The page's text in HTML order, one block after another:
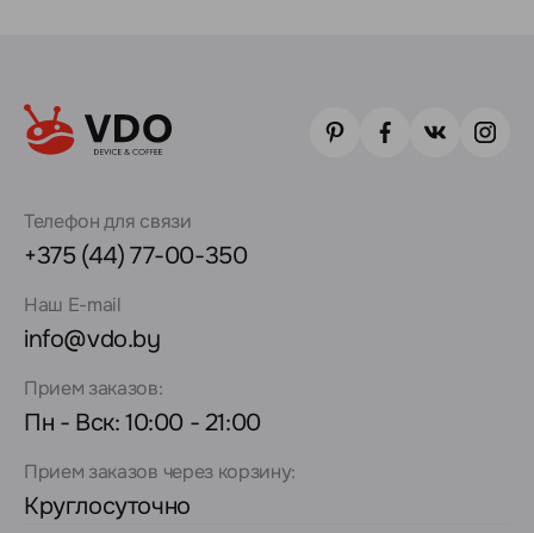
Телефон для связи
+375 (44) 77-00-350
Наш E-mail
info@vdo.by
Прием заказов:
Пн - Вск: 10:00 - 21:00
Прием заказов через корзину:
Круглосуточно